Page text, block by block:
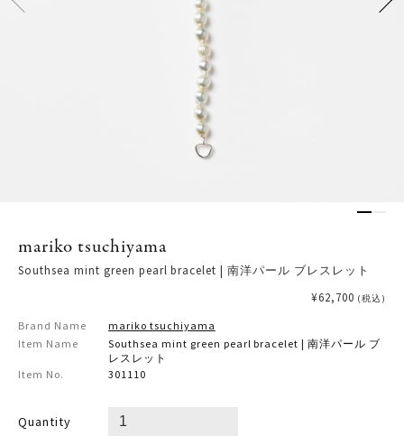
mariko tsuchiyama
Southsea mint green pearl bracelet | 南洋パール ブレスレット
¥62,700 (税込)
Brand Name
mariko tsuchiyama
Item Name
Southsea mint green pearl bracelet | 南洋パール ブ
レスレット
Item No.
301110
Quantity